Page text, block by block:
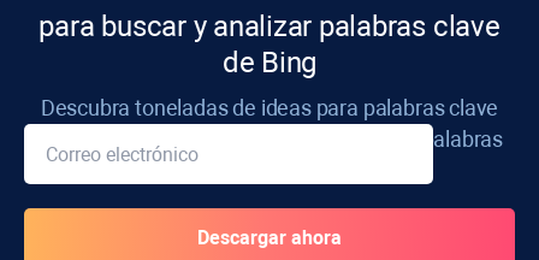
para buscar y analizar palabras clave
de Bing
Descubra toneladas de ideas para palabras clave
con las herramientas de investigación de palabras